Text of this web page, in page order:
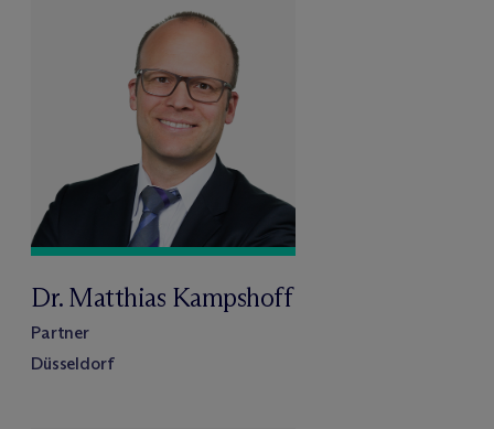
Dr. Matthias Kampshoff
Partner
Düsseldorf